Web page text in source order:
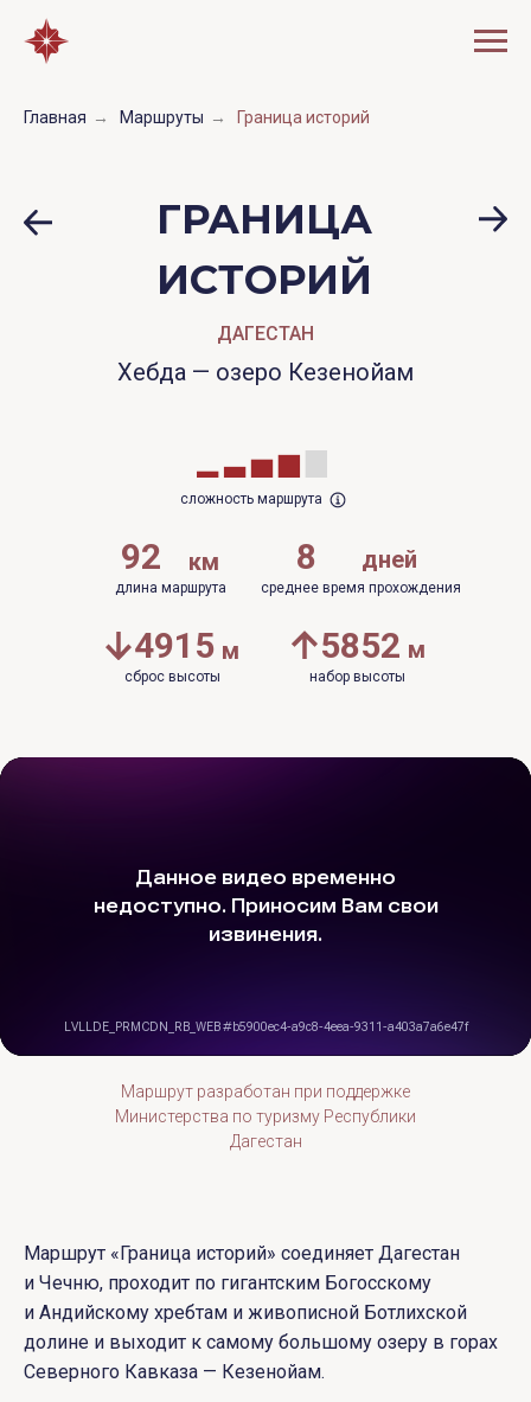
Главная → Маршруты → Граница историй
ДАГЕСТАН
Хебда — озеро Кезенойам
ГРАНИЦА
ИСТОРИЙ
среднее время прохождения
сложность маршрута
8 дней
длина маршрута
92 км
набор высоты
м
5852
сброс высоты
4915 м
Маршрут разработан при поддержке
Министерства по туризму Республики
Дагестан
Маршрут «Граница историй» соединяет Дагестан
и Чечню, проходит по гигантским Богосскому
и Андийскому хребтам и живописной Ботлихской
долине и выходит к самому большому озеру в горах
Северного Кавказа — Кезенойам.